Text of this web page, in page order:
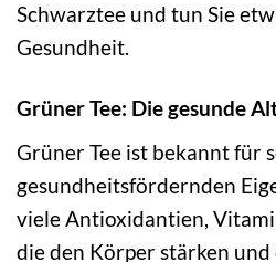
Schwarztee und tun Sie
Gesundheit.
Grüner Tee: Die gesunde
Grüner Tee ist bekannt für
gesundheitsfördernden
viele Antioxidantien,
die den Körper stärken